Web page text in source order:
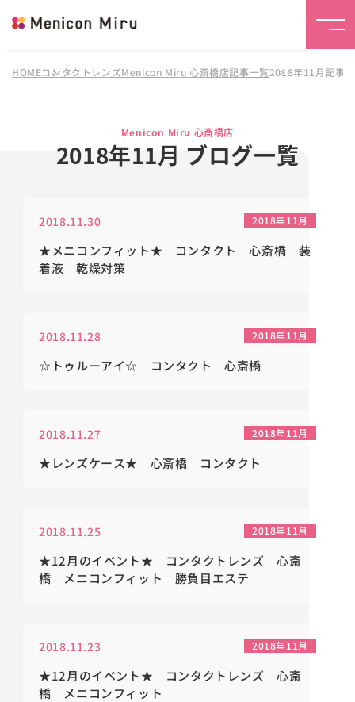
HOMEコンタクトレンズMenicon Miru 心斎橋店記事一覧2018年11月記事
Menicon Miru 心斎橋店
2018年11月 ブログ一覧
2018.11.30 2018年11月
★メニコンフィット★ コンタクト 心斎橋 装
着液 乾燥対策
2018.11.28 2018年11月
☆トゥルーアイ☆ コンタクト 心斎橋
2018.11.27 2018年11月
★レンズケース★ 心斎橋 コンタクト
2018.11.25 2018年11月
★12月のイベント★ コンタクトレンズ 心斎
橋 メニコンフィット 勝負目エステ
2018.11.23 2018年11月
★12月のイベント★ コンタクトレンズ 心斎
橋 メニコンフィット